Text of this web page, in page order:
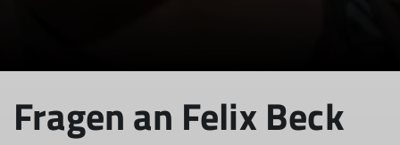
Fragen an Felix Beck